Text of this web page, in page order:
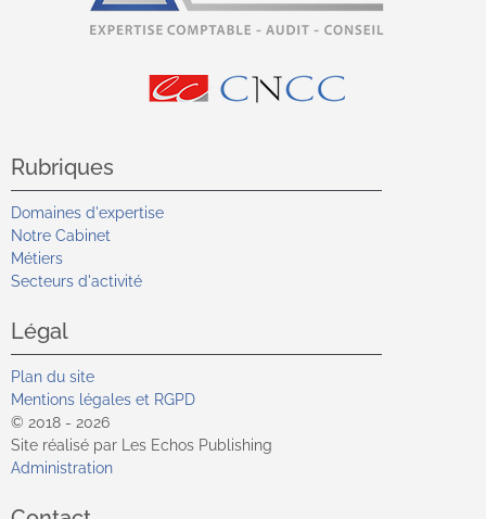
Rubriques
Domaines d'expertise
Notre Cabinet
Métiers
Secteurs d'activité
Légal
Plan du site
Mentions légales et RGPD
© 2018 - 2026
Site réalisé par Les Echos Publishing
Administration